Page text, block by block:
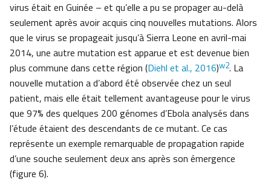
virus était en Guinée – et qu’elle a pu se propager au-delà
seulement après avoir acquis cinq nouvelles mutations. Alors
que le virus se propageait jusqu’à Sierra Leone en avril-mai
2014, une autre mutation est apparue et est devenue bien
plus commune dans cette région (Diehl et al., 2016)w2. La
nouvelle mutation a d’abord été observée chez un seul
patient, mais elle était tellement avantageuse pour le virus
que 97% des quelques 200 génomes d’Ebola analysés dans
l’étude étaient des descendants de ce mutant. Ce cas
représente un exemple remarquable de propagation rapide
d’une souche seulement deux ans après son émergence
(figure 6).